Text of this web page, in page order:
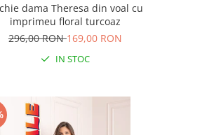
dama Theresa din voal cu
imprimeu floral turcoaz
296,00 RON169,00 RON
IN STOC